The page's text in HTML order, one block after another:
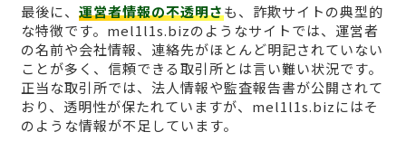
最後に、 運営者情報の不透明さも、詐欺サイトの典型的
な特徴です。mel1l1s.bizのようなサイトでは、運営者
の名前や会社情報、連絡先がほとんど明記されていない
ことが多く、信頼できる取引所とは言い難い状況です。
正当な取引所では、法人情報や監査報告書が公開されて
おり、透明性が保たれていますが、mel1l1s.bizにはそ
のような情報が不足しています。